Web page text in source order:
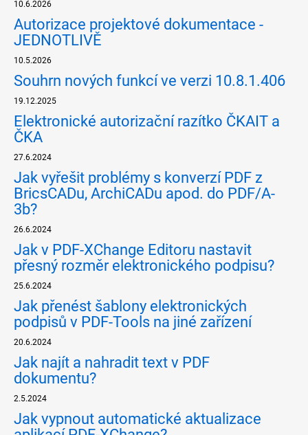
10.6.2026
Autorizace projektové dokumentace -
JEDNOTLIVĚ
10.5.2026
Souhrn nových funkcí ve verzi 10.8.1.406
19.12.2025
Elektronické autorizační razítko ČKAIT a
ČKA
27.6.2024
Jak vyřešit problémy s konverzí PDF z
BricsCADu, ArchiCADu apod. do PDF/A-
3b?
26.6.2024
Jak v PDF-XChange Editoru nastavit
přesný rozměr elektronického podpisu?
25.6.2024
Jak přenést šablony elektronických
podpisů v PDF-Tools na jiné zařízení
20.6.2024
Jak najít a nahradit text v PDF
dokumentu?
2.5.2024
Jak vypnout automatické aktualizace